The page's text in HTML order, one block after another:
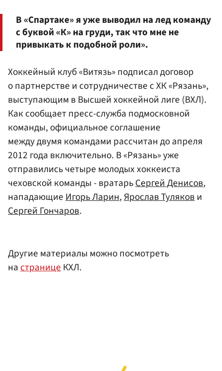
В «Спартаке» я уже выводил на лед команду
с буквой «К» на груди, так что мне не
привыкать к подобной роли».
Хоккейный клуб «Витязь» подписал договор
о партнерстве и сотрудничестве с ХК «Рязань»,
выступающим в Высшей хоккейной лиге (ВХЛ).
Как сообщает пресс-служба подмосковной
команды, официальное соглашение
между двумя командами рассчитан до апреля
2012 года включительно. В «Рязань» уже
отправились четыре молодых хоккеиста
чеховской команды - вратарьСергей Денисов,
нападающиеИгорь Ларин,Ярослав Тулякови
Сергей Гончаров.
Другие материалы можно посмотреть
настраницеКХЛ.